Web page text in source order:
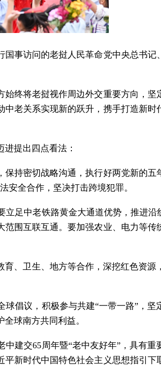
事访问的老挝人民革命党中央总书记
终将老挝视作周边外交重要方向，坚
老关系实现新的跃升，携手打造新时
提出四点看法：
持密切战略沟通，执行好两党新的五
安全合作，坚决打击跨境犯罪。
足中老铁路黄金大通道优势，推进沿
围互联互通。要加强农业、电力等传
、卫生、地方等合作，深挖红色资源
倡议，积极参与共建“一带一路”，坚
球南方共同利益。
建交65周年暨“老中友好年”，具有重
新时代中国特色社会主义思想指引下